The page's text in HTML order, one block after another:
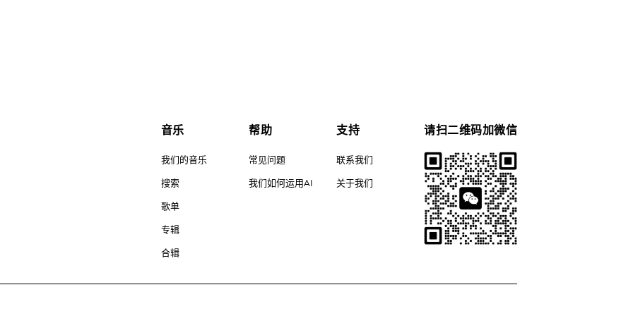
音乐
我们的音乐
搜索
歌单
专辑
合辑
帮助
常见问题
我们如何运用AI
支持
联系我们
关于我们
请扫二维码加微信